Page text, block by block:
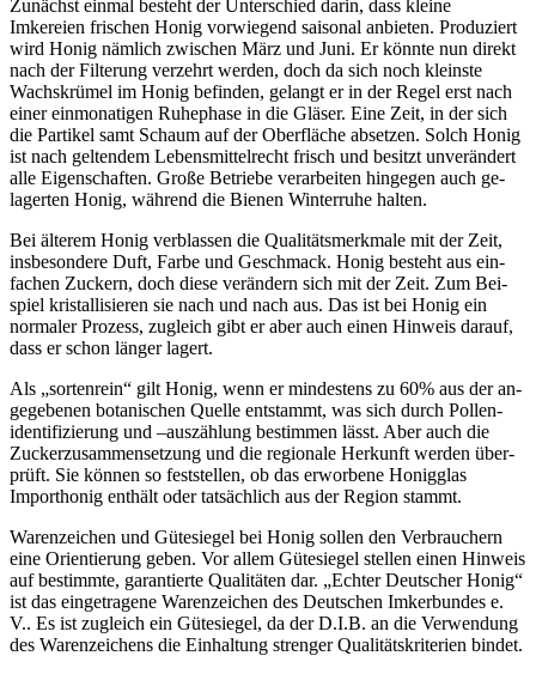
Zunächst einmal besteht der Unter­schied darin, dass kleine
Imkereien frischen Honig vor­wiegend saisonal an­bieten. Pro­duziert
wird Honig nämlich zwischen März und Juni. Er könnte nun direkt
nach der Filterung ver­zehrt werden, doch da sich noch kleinste
Wachs­krümel im Honig be­finden, gelangt er in der Regel erst nach
einer ein­monatigen Ruhe­phase in die Gläser. Eine Zeit, in der sich
die Par­tikel samt Schaum auf der Ober­fläche ab­setzen. Solch Honig
ist nach gelten­dem Lebens­mittel­recht frisch und be­sitzt un­verändert
alle Eigen­schaften. Große Betriebe ver­arbeiten hin­gegen auch ge­
lager­ten Honig, während die Bienen Winter­ruhe halten.
Bei älterem Honig ver­blassen die Qualitäts­merkmale mit der Zeit,
ins­beson­dere Duft, Far­be und Ge­schmack. Honig be­steht aus ein­
fachen Zuckern, doch diese ver­ändern sich mit der Zeit. Zum Bei­
spiel kristallisieren sie nach und nach aus. Das ist bei Honig ein
normaler Pro­zess, zu­gleich gibt er aber auch einen Hin­weis darauf,
dass er schon länger lagert.
Als „sorten­rein“ gilt Honig, wenn er min­destens zu 60% aus der an­
ge­gebenen botanischen Quelle ent­stammt, was sich durch Pollen­
identi­fizierung und –auszählung be­stimmen lässt. Aber auch die
Zucker­zu­sammen­setzung und die regio­nale Her­kunft werden über­
prüft. Sie können so fest­stellen, ob das er­worbene Honig­glas
Import­honig ent­hält oder tat­sächlich aus der Region stammt.
Waren­zeichen und Güte­siegel bei Honig sollen den Ver­brauchern
eine Orien­tierung geben. Vor allem Güte­siegel stellen einen Hin­weis
auf be­stimmte, garantierte Qualitäten dar. „Ech­ter Deutscher Honig“
ist das ein­getragene Waren­zeichen des Deutschen Imker­bundes e.
V.. Es ist zugleich ein Güte­siegel, da der D.I.B. an die Ver­wendung
des Waren­zeichens die Ein­haltung strenger Qualitäts­kriterien bindet.